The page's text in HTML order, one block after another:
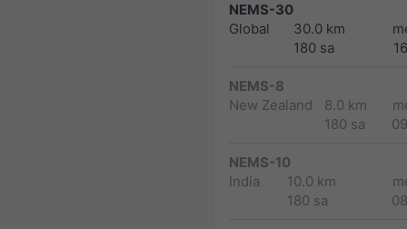
NEMS-30
Global
30.0 km
180 sa
NEMS-8
New Zealand
8.0 km
180 sa
NEMS-10
India
10.0 km
180 sa